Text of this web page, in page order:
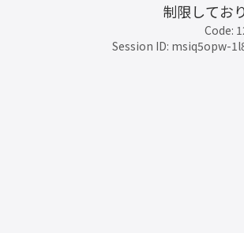
制限してお
Code:
Session ID: msiq5opw-